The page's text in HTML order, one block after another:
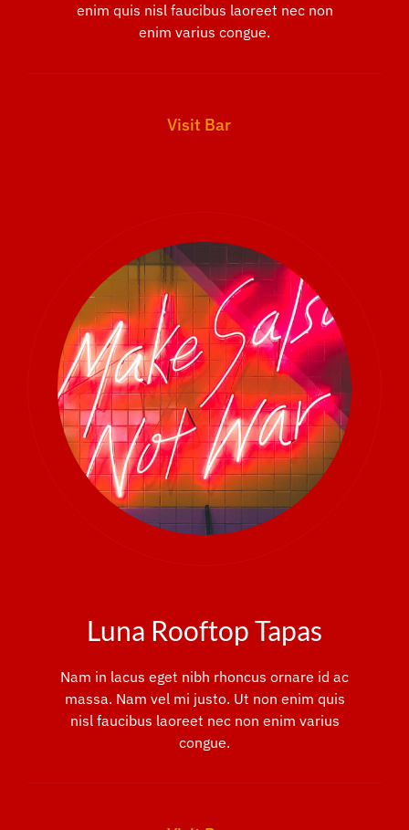
enim quis nisl faucibus laoreet nec non
enim varius congue.
Visit Bar
Luna Rooftop Tapas
Nam in lacus eget nibh rhoncus ornare id ac
massa. Nam vel mi justo. Ut non enim quis
nisl faucibus laoreet nec non enim varius
congue.